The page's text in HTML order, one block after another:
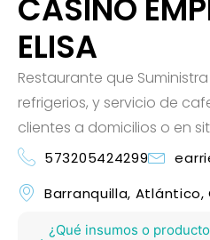
CASINO
ELISA
Restaurante que
refrigerios, y servicio de
clientes a domicilios o en
573205424299
Barranquilla, Atlántico,
¿Qué insumos o